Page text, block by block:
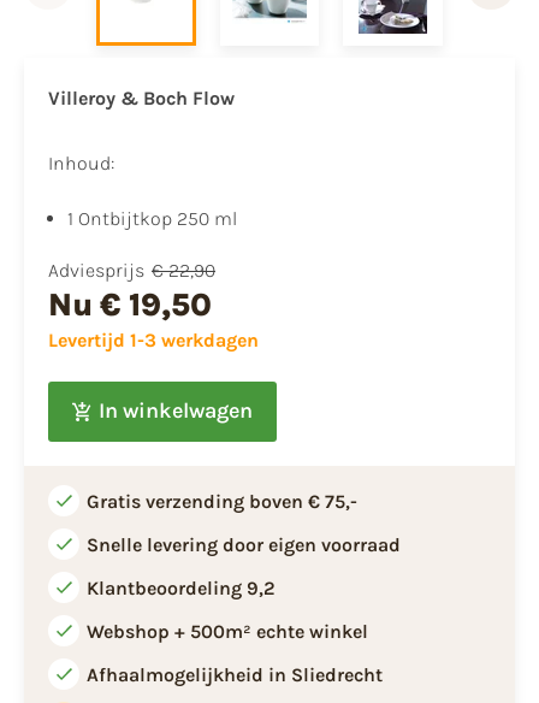
Villeroy & Boch Flow
Inhoud:
1 Ontbijtkop 250 ml
Adviesprijs € 22,90
Nu € 19,50
Levertijd 1-3 werkdagen
In winkelwagen
Gratis verzending boven € 75,-
Snelle levering door eigen voorraad
Klantbeoordeling 9,2
Webshop + 500m² echte winkel
Afhaalmogelijkheid in Sliedrecht